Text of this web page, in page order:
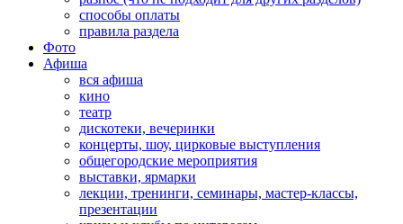
способы оплаты
правила раздела
Фото
Афиша
вся афиша
кино
театр
дискотеки, вечеринки
концерты, шоу, цирковые выступления
общегородские мероприятия
выставки, ярмарки
лекции, тренинги, семинары, мастер-классы,
презентации